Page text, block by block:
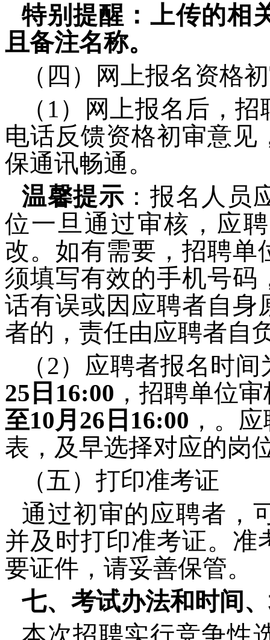
特别提醒：上传的相
且备注名称。
（四）网上报名资格
（1）网上报名后，
电话反馈资格初审意见
保通讯畅通。
温馨提示 ：报名人员
位一旦通过审核，应
改。如有需要，招聘单
须填写有效的手机号码
话有误或因应聘者自身
者的，责任由应聘
（2）应聘者报名时间
25 日16:00 ，招聘单位
至10月 26 日16:00 ，。
表，及早选择对应的岗
（五）打印准考证
通过初审的应聘者，
并及时打印准考证。准
要证件，请妥善保管。
七、考试办法和时间
本次招聘实行竞争性